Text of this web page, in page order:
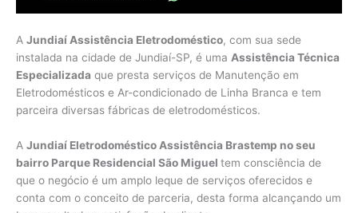
A Jundiaí Assistência Eletrodoméstico, com sua sede
instalada na cidade de Jundiaí-SP, é uma Assistência Técnica
Especializada que presta serviços de Manutenção em
Eletrodomésticos e Ar-condicionado de Linha Branca e tem
parceira diversas fábricas de eletrodomésticos.
A Jundiaí Eletrodoméstico Assistência Brastemp no seu
bairro Parque Residencial São Miguel tem consciência de
que o negócio é um amplo leque de serviços oferecidos e
conta com o conceito de parceria, desta forma alcançando um